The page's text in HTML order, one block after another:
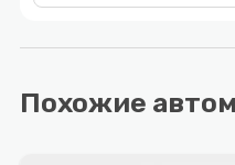
Похожие